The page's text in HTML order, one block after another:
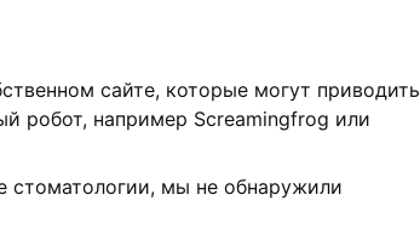
сайте, которые могут приводить
робот, например Screamingfrog или
стоматологии, мы не обнаружили